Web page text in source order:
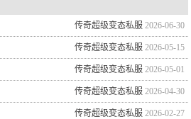
传奇超级变态私服 2026-06-30
传奇超级变态私服 2026-05-15
传奇超级变态私服 2026-05-01
传奇超级变态私服 2026-04-30
传奇超级变态私服 2026-02-27